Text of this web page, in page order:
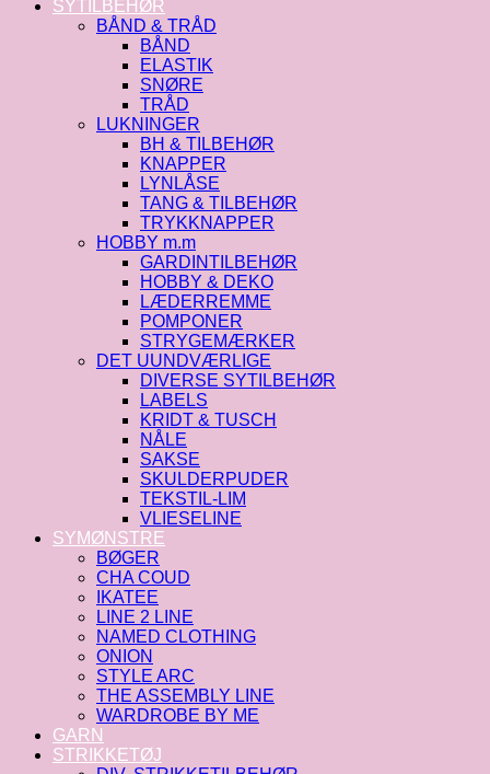
SYTILBEHØR
BÅND & TRÅD
BÅND
ELASTIK
SNØRE
TRÅD
LUKNINGER
BH & TILBEHØR
KNAPPER
LYNLÅSE
TANG & TILBEHØR
TRYKKNAPPER
HOBBY m.m
GARDINTILBEHØR
HOBBY & DEKO
LÆDERREMME
POMPONER
STRYGEMÆRKER
DET UUNDVÆRLIGE
DIVERSE SYTILBEHØR
LABELS
KRIDT & TUSCH
NÅLE
SAKSE
SKULDERPUDER
TEKSTIL-LIM
VLIESELINE
SYMØNSTRE
BØGER
CHA COUD
IKATEE
LINE 2 LINE
NAMED CLOTHING
ONION
STYLE ARC
THE ASSEMBLY LINE
WARDROBE BY ME
GARN
STRIKKETØJ